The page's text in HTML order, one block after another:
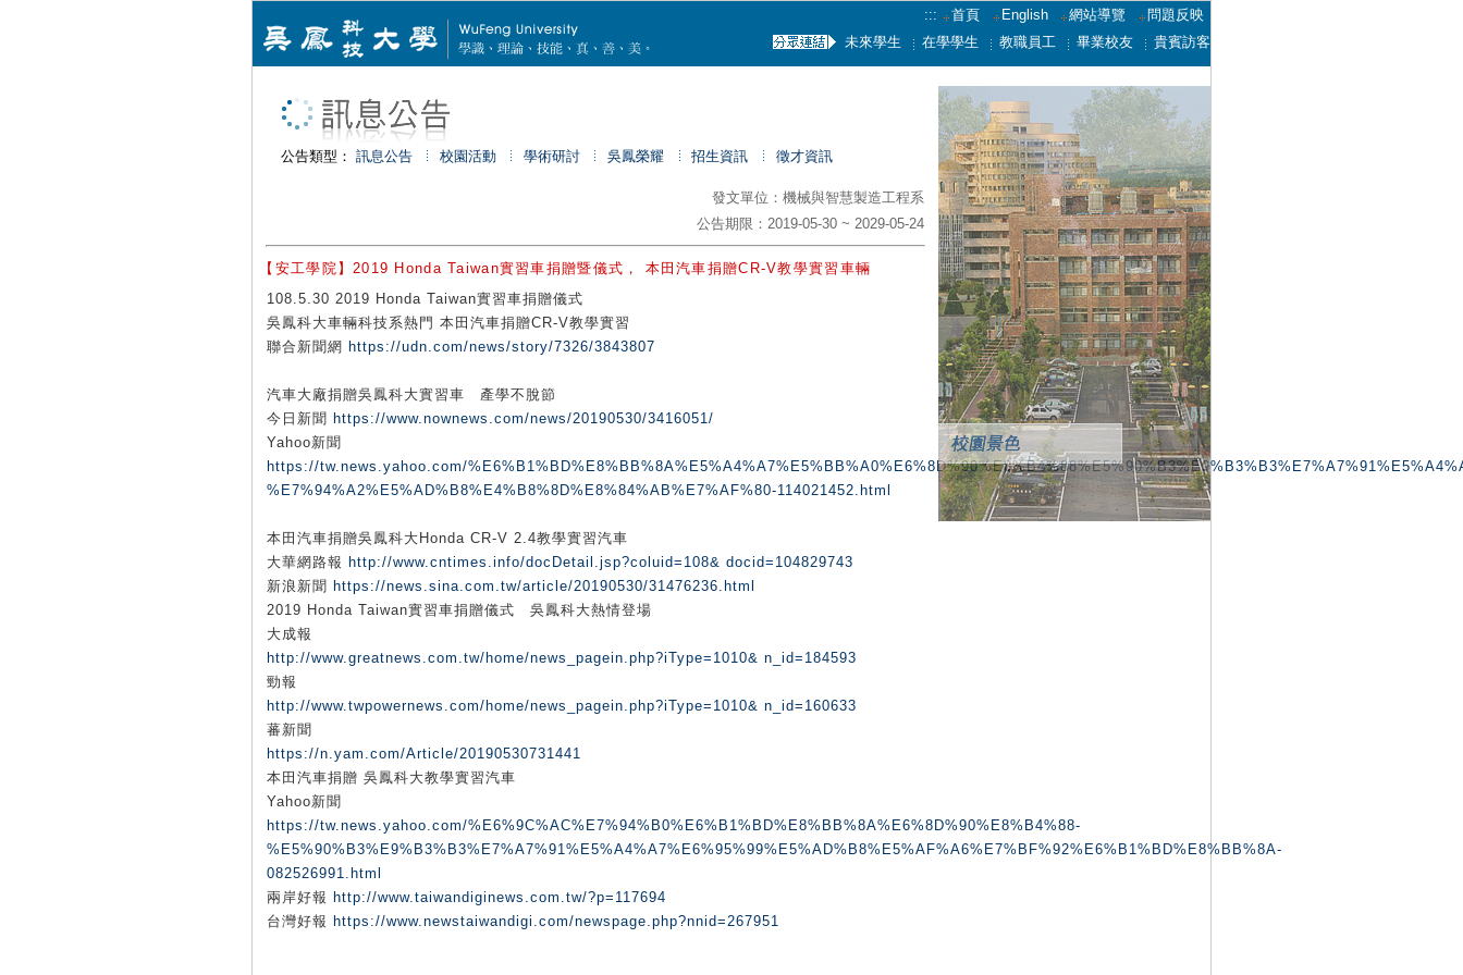
::: 首頁 English 網站導覽
問題反映
未來學生
在學學生 教職員工 畢業校友 貴賓訪客
公告類型： 訊息公告 校園活動 學術研討 吳鳳榮耀 招生資訊 徵才資訊
發文單位：機械與智慧製造工程系
公告期限：2019-05-30 ~ 2029-05-24
【安工學院】2019 Honda Taiwan實習車捐贈暨儀式， 本田汽車捐贈CR-V教學實習車輛
108.5.30 2019 Honda Taiwan實習車捐贈儀式
吳鳳科大車輛科技系熱門 本田汽車捐贈CR-V教學實習
聯合新聞網 https://udn.com/news/story/7326/3843807
汽車大廠捐贈吳鳳科大實習車 產學不脫節
今日新聞 https://www.nownews.com/news/20190530/3416051/
Yahoo新聞
https://tw.news.yahoo.com/
%E7%94%A2%E5%AD%B8%E4%B8%8D%E8%84%AB%E7%AF%80-114021452.html
本田汽車捐贈吳鳳科大Honda CR-V 2.4教學實習汽車
大華網路報 http://www.cntimes.info/docDetail.jsp?coluid=108& docid=104829743
新浪新聞 https://news.sina.com.tw/article/20190530/31476236.html
2019 Honda Taiwan實習車捐贈儀式 吳鳳科大熱情登場
大成報
http://www.greatnews.com.tw/home/news_pagein.php?iType=1010& n_id=184593
勁報
http://www.twpowernews.com/home/news_pagein.php?iType=1010& n_id=160633
蕃新聞
https://n.yam.com/Article/20190530731441
本田汽車捐贈 吳鳳科大教學實習汽車
Yahoo新聞
https://tw.news.yahoo.com/%E6%9C%AC%E7%94%B0%E6%B1%BD%E8%BB%8A%E6%8D%90%E8%B4%88-
%E5%90%B3%E9%B3%B3%E7%A7%91%E5%A4%A7%E6%95%99%E5%AD%B8%E5%AF%A6%E7%BF%92%E6%B1%BD%E8%BB%8A-
082526991.html
兩岸好報 http://www.taiwandiginews.com.tw/?p=117694
台灣好報 https://www.newstaiwandigi.com/newspage.php?nnid=267951